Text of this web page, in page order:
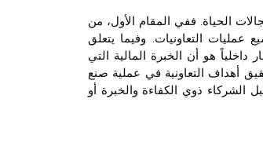
الحياة. ففي المقام الأول، من
عمليات التعاونيات. وفيما يتعلق
داخلياً هو أن الخبرة المالية التي
أهداف التعاونية في عملية صنع
الشركاء ذوي الكفاءة والخبرة أو